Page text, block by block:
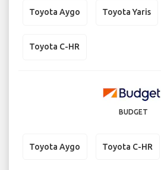
Toyota Aygo Toyota Yaris
Toyota C-HR
BUDGET
Toyota Aygo Toyota C-HR